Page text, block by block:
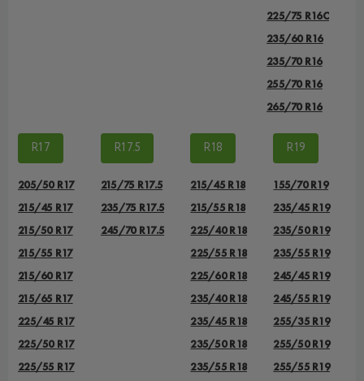
225/75 R16С
235/60 R16
235/70 R16
255/70 R16
265/70 R16
R17
205/50 R17
215/45 R17
215/50 R17
215/55 R17
215/60 R17
215/65 R17
225/45 R17
225/50 R17
225/55 R17
R17.5
215/75 R17.5
235/75 R17.5
245/70 R17.5
R18
215/45 R18
215/55 R18
225/40 R18
225/55 R18
225/60 R18
235/40 R18
235/45 R18
235/50 R18
235/55 R18
R19
155/70 R19
235/45 R19
235/50 R19
235/55 R19
245/45 R19
245/55 R19
255/35 R19
255/50 R19
255/55 R19